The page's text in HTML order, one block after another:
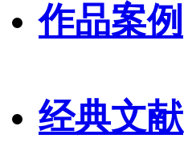
作品案例
经典文献